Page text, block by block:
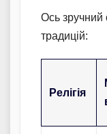
Ось зручний
традицій:
Релігія